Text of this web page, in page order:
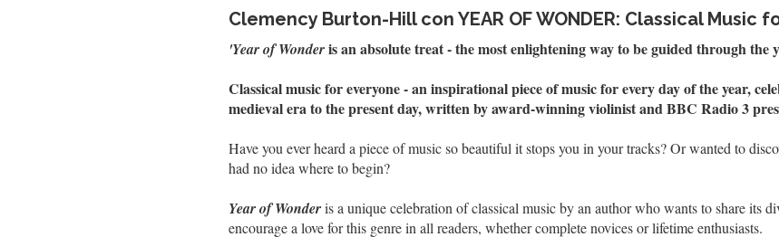
Clemency Burton-Hill con YEAR OF WONDER: Classical Music
'Year of Wonderis an absolute treat - the most enlightening way to be guided through the
Classical music for everyone - an inspirational piece of music for every day of the year,
medieval era to the present day, written by award-winning violinist and BBC Radio 3
Have you ever heard a piece of music so beautiful it stops you in your tracks? Or wanted to
had no idea where to begin?
Year of Wonderis a unique celebration of classical music by an author who wants to share its
encourage a love for this genre in all readers, whether complete novices or lifetime enthusiasts.